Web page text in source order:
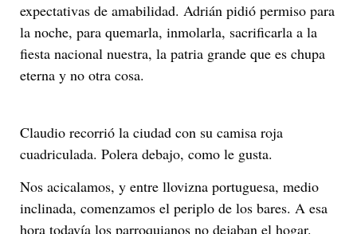
expectativas de amabilidad. Adrián pidió permiso para
la noche, para quemarla, inmolarla, sacrificarla a la
fiesta nacional nuestra, la patria grande que es chupa
eterna y no otra cosa.
Claudio recorrió la ciudad con su camisa roja
cuadriculada. Polera debajo, como le gusta.
Nos acicalamos, y entre llovizna portuguesa, medio
inclinada, comenzamos el periplo de los bares. A esa
hora todavía los parroquianos no dejaban el hogar.